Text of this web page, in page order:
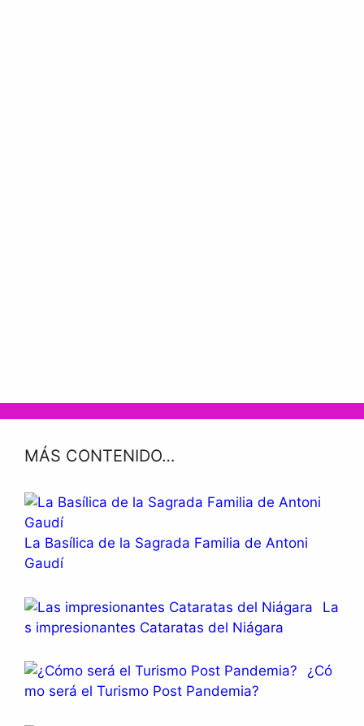
MÁS CONTENIDO…
La Basílica de la Sagrada Familia de Antoni
Gaudí
La
s impresionantes Cataratas del Niágara
¿Có
mo será el Turismo Post Pandemia?